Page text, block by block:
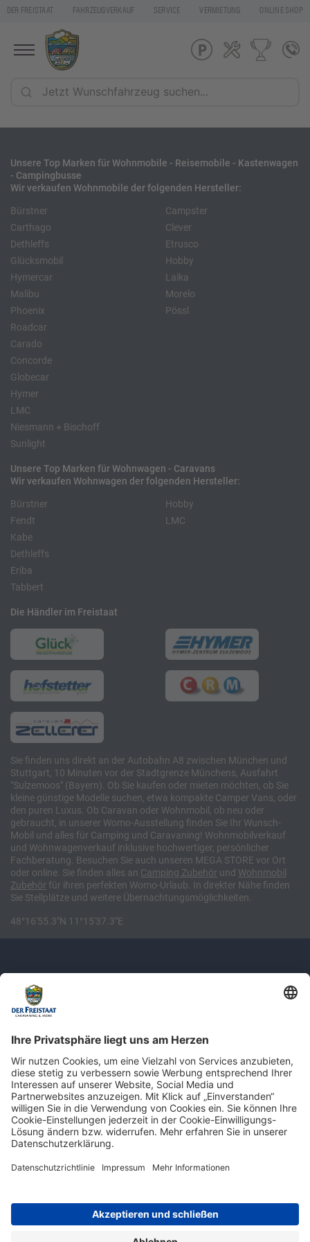
DER FREISTAAT FAHRZEUGVERKAUF SERVICE VERMIETUNG ONLINE SHOP
Unsere Top Marken für Wohnmobile - Reisemobile - Kastenwagen
- Campingbusse
Wir verkaufen Wohnmobile der folgenden Hersteller:
Bürstner
Carthago
Dethleffs
Glücksmobil
Hymercar
Malibu
Phoenix
Roadcar
Campster
Clever
Etrusco
Hobby
Laika
Morelo
Pössl
Carado
Concorde
Globecar
Hymer
LMC
Niesmann + Bischoff
Sunlight
Unsere Top Marken für Wohnwagen - Caravans
Wir verkaufen Wohnwagen der folgenden Hersteller:
Bürstner
Fendt
Kabe
Hobby
LMC
Dethleffs
Eriba
Tabbert
Die Händler im Freistaat
Sie finden uns direkt an der Autobahn A8 zwischen München und
Stuttgart, 10 Minuten vor der Stadtgrenze Münchens, Ausfahrt
"Sulzemoos" (Bayern). Ob Sie kaufen oder mieten möchten, ob Sie
kleine günstige Modelle suchen, etwa kompakte Camper Vans, oder
den puren Luxus. Ob Caravan oder Wohnmobil, ob neu oder
gebraucht, in unserer Womo-Ausstellung finden Sie Ihr Wunsch-
Mobil und alles für Camping und Caravaning! Wohnmobilverkauf
und Wohnwagenverkauf inklusive hochwertiger, persönlicher
Fachberatung. Besuchen Sie auch unseren MEGA STORE vor Ort
oder online. Sie finden alles an Camping Zubehör und Wohnmobil
Zubehör für ihren perfekten Womo-Urlaub. In direkter Nähe finden
Sie Stellplätze und weitere Übernachtungsmöglichkeiten.
48°16'55.3"N 11°15'37.3"E
Newsletter: Jetzt auf
shop.derfreistaat.de anmelden und
einen 5€ Gutschein für unseren Online-
Shop erhalten!*
Impressum Datenschutz Barrierefreiheit